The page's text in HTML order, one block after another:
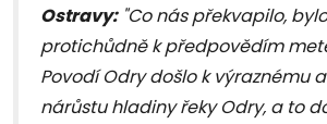
Ostravy:"Co nás překvapilo,
protichůdně k předpovědím
Povodí Odry došlo k výraznému
nárůstu hladiny řeky Odry, a to